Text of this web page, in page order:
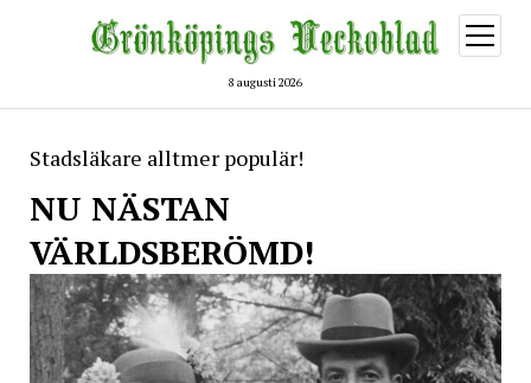
8 augusti 2026
öppna
meny
Stadsläkare alltmer populär!
NU NÄSTAN
VÄRLDSBERÖMD!